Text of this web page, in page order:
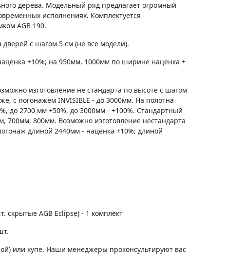
дерева. Модельный ряд предлагает огромный
исполнениях. Комплектуется
AGB 190.
с шагом 5 см (не все модели).
+10%; на 950мм, 1000мм по ширине наценка +
изготовление не стандарта по высоте с шагом
с погонажем INVISIBLE - до 3000мм. На полотна
до 2700 мм +50%, до 3000мм - +100%. Стандартный
800мм. Возможно изготовление нестандарта
длиной 2440мм - наценка +10%; длиной
скрытые AGB Eclipse) - 1 комплект
или купе. Наши менеджеры проконсультируют вас